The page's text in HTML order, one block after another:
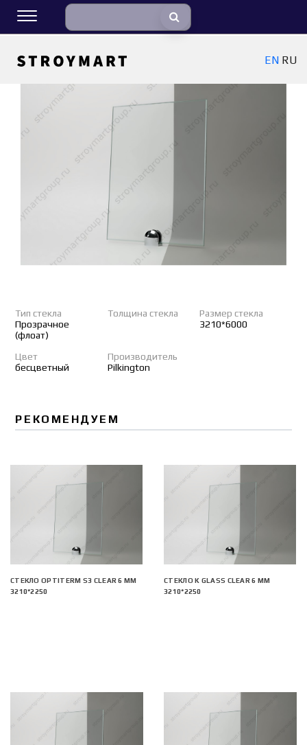
EN RU
Тип стекла
Прозрачное
(флоат)
Толщина стекла
Размер стекла
3210*6000
Цвет
бесцветный
Производитель
Pilkington
РЕКОМЕНДУЕМ
СТЕКЛО OPTITERM S3 CLEAR 6 ММ
3210*2250
СТЕКЛО K GLASS CLEAR 6 ММ
3210*2250